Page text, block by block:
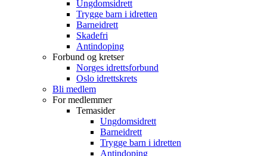
Ungdomsidrett
Trygge barn i idretten
Barneidrett
Skadefri
Antindoping
Forbund og kretser
Norges idrettsforbund
Oslo idrettskrets
Bli medlem
For medlemmer
Temasider
Ungdomsidrett
Barneidrett
Trygge barn i idretten
Antindoping